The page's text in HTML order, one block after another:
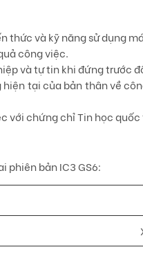
thức và kỹ năng sử dụng
công việc.
và tự tin khi đứng trước
tại của bản thân về
với chứng chỉ Tin học quốc
phiên bản IC3 GS6: